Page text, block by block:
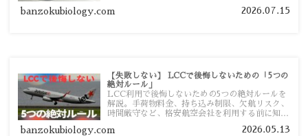
banzokubiology.com 2026.07.15
【失敗しない】 LCCで後悔しないための「5つの
絶対ルール」
LCC利用で後悔しないための5つの絶対ルールを
解説。手荷物料金、持ち込み制限、欠航リスク、
時間厳守など、格安航空会社を利用する前に知っ
す。
banzokubiology.com 2026.05.13